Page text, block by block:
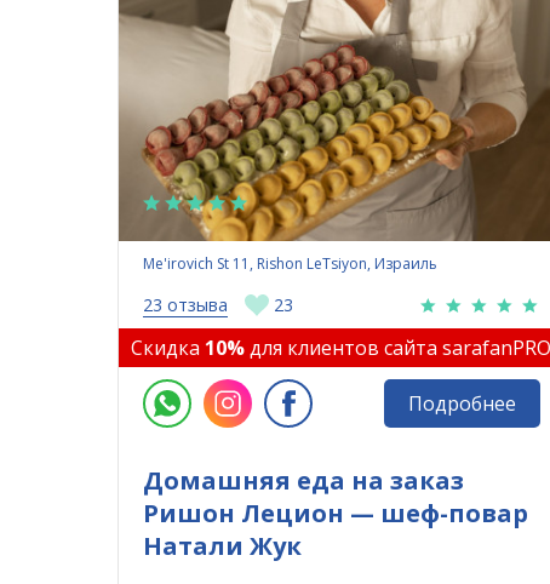
Домашняя еда на заказ
Ришон Лецион — шеф-повар
Натали Жук
Me'irovich St 11, Rishon LeTsiyon, Израиль
23 отзыва 23
Скидка 10%для клиентов сайта sarafanPRO
Подробнее